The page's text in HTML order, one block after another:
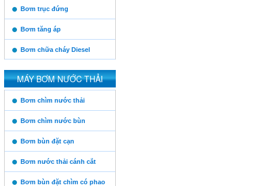
Bơm trục đứng
Bơm tăng áp
Bơm chữa cháy Diesel
MÁY BƠM NƯỚC THẢI
https:/www.high-
endrolex.com/13
Bơm chìm nước thải
Bơm chìm nước bùn
Bơm bùn đặt cạn
Bơm nước thải cánh cắt
Bơm bùn đặt chìm có phao